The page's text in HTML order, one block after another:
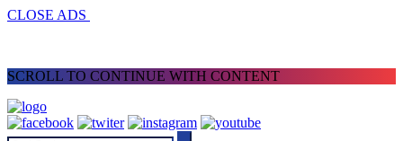
CLOSE ADS
SCROLL TO CONTINUE WITH CONTENT